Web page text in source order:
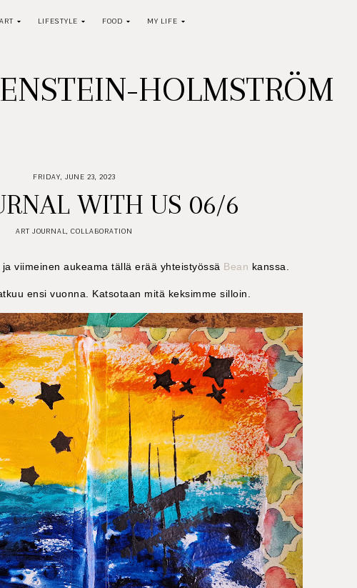
ART LIFESTYLE FOOD MY LIFE
HOLMSTRÖM
FRIDAY, JUNE 23, 2023
WITH US 06/6
ART JOURNAL, COLLABORATION
viimeinen aukeama tällä erää yhteistyössä Bean kanssa.
ensi vuonna. Katsotaan mitä keksimme silloin.